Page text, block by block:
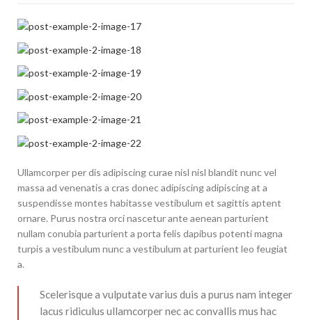
Ullamcorper per dis adipiscing curae nisl nisl blandit nunc vel
massa ad venenatis a cras donec adipiscing adipiscing at a
suspendisse montes habitasse vestibulum et sagittis aptent
ornare. Purus nostra orci nascetur ante aenean parturient
nullam conubia parturient a porta felis dapibus potenti magna
turpis a vestibulum nunc a vestibulum at parturient leo feugiat
a.
Scelerisque a vulputate varius duis a purus nam integer
lacus ridiculus ullamcorper nec ac convallis mus hac